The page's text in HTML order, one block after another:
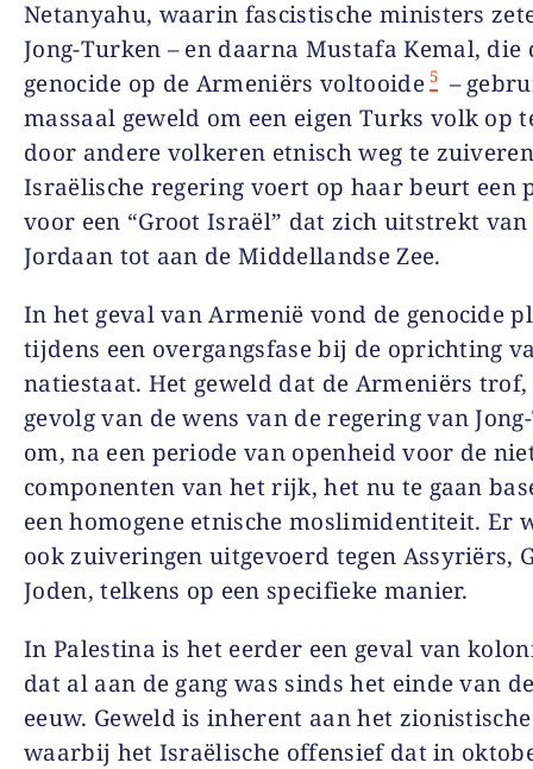
Netanyahu, waarin fascistische ministers
Jong-Turken – en daarna Mustafa Kemal, die
genocide op de Armeniërs voltooide 5 –
massaal geweld om een eigen Turks volk op
door andere volkeren etnisch weg te
Israëlische regering voert op haar beurt een
voor een “Groot Israël” dat zich uitstrekt van
Jordaan tot aan de Middellandse Zee.
In het geval van Armenië vond de genocide
tijdens een overgangsfase bij de oprichting
natiestaat. Het geweld dat de Armeniërs trof,
gevolg van de wens van de regering van
om, na een periode van openheid voor de
componenten van het rijk, het nu te gaan
een homogene etnische moslimidentiteit. Er
ook zuiveringen uitgevoerd tegen Assyriërs,
Joden, telkens op een specifieke manier.
In Palestina is het eerder een geval van
dat al aan de gang was sinds het einde van
eeuw. Geweld is inherent aan het
waarbij het Israëlische offensief dat in